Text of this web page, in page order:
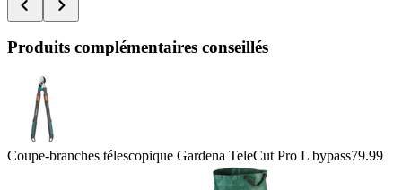
Produits complémentaires conseillés
Coupe-branches télescopique Gardena TeleCut Pro L bypass79.99